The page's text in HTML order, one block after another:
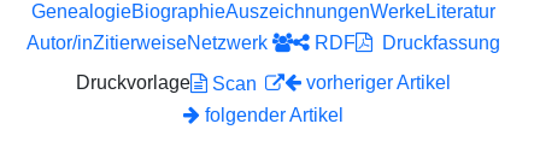
GenealogieBiographieAuszeichnungenWerkeLiteratur
Autor/inZitierweiseNetzwerk RDF
Druckfassung
Druckvorlage
Scan
vorheriger Artikel
folgender Artikel